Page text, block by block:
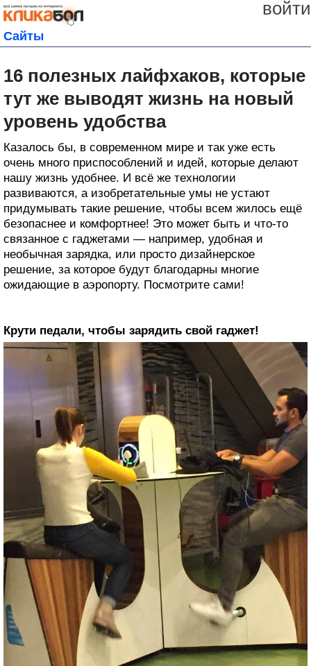
войти
Сайты
16 полезных лайфхаков, которые
тут же выводят жизнь на новый
уровень удобства
Казалось бы, в современном мире и так уже есть
очень много приспособлений и идей, которые делают
нашу жизнь удобнее. И всё же технологии
развиваются, а изобретательные умы не устают
придумывать такие решение, чтобы всем жилось ещё
безопаснее и комфортнее! Это может быть и что-то
связанное с гаджетами — например, удобная и
необычная зарядка, или просто дизайнерское
решение, за которое будут благодарны многие
ожидающие в аэропорту. Посмотрите сами!
Крути педали, чтобы зарядить свой гаджет!